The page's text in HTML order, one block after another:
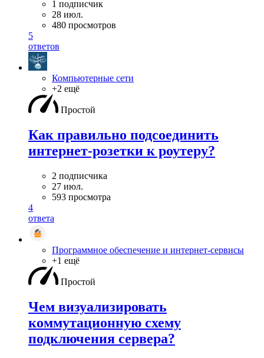
1 подписчик
28 июл.
480 просмотров
5
ответов
Компьютерные сети
+2 ещё
Простой
Как правильно подсоединить
интернет-розетки к роутеру?
2 подписчика
27 июл.
593 просмотра
4
ответа
Программное обеспечение и интернет-сервисы
+1 ещё
Простой
Чем визуализировать
коммутационную схему
подключения сервера?